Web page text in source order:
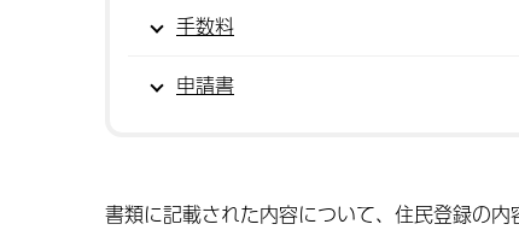
手数料
申請書
書類に記載された内容について、住民登録の内